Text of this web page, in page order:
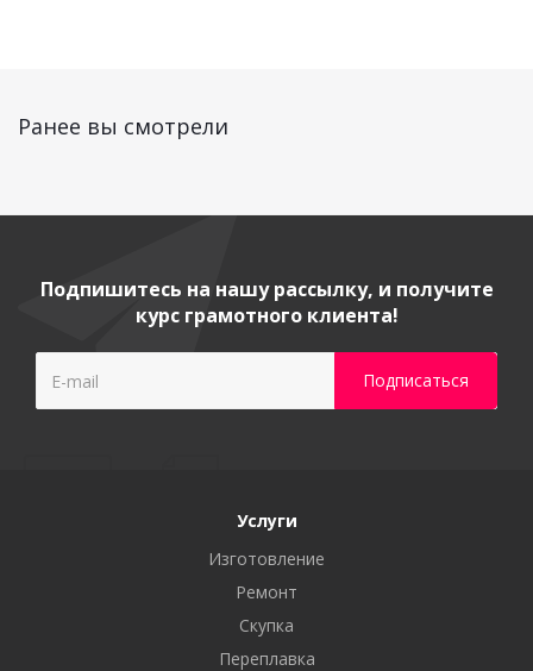
Ранее вы смотрели
Подпишитесь на нашу рассылку, и получите
курс грамотного клиента!
Услуги
Изготовление
Ремонт
Скупка
Переплавка